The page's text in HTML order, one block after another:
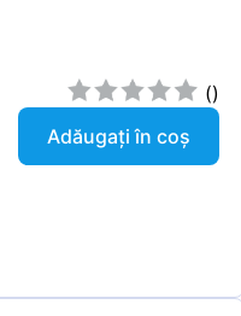
()
Adăugați în coș